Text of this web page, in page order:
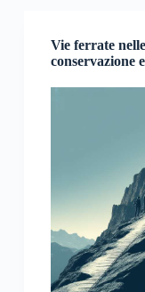
Vie ferrate
conservazione